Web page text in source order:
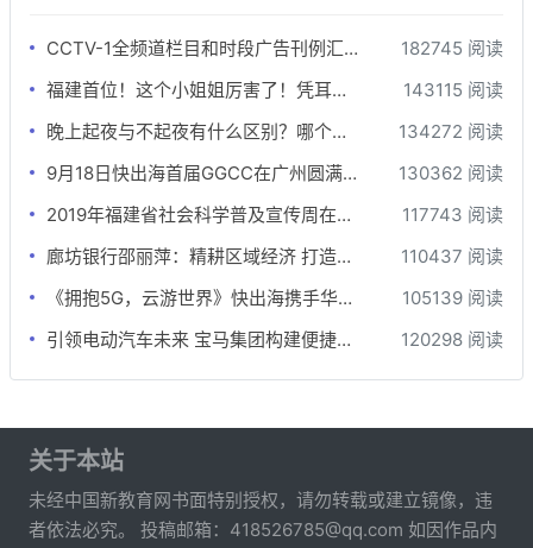
CCTV-1全频道栏目和时段广告刊例汇总-最全版
182745 阅读
福建首位！这个小姐姐厉害了！凭耳朵为钢琴“治病”
143115 阅读
晚上起夜与不起夜有什么区别？哪个更健康？差别还真不小
134272 阅读
9月18日快出海首届GGCC在广州圆满落幕!
130362 阅读
2019年福建省社会科学普及宣传周在牙立方松鼠口腔开展
117743 阅读
廊坊银行邵丽萍：精耕区域经济 打造价值银行
110437 阅读
《拥抱5G，云游世界》快出海携手华为云游戏出海沙龙
105139 阅读
引领电动汽车未来 宝马集团构建便捷安心的新能源生态系统
120298 阅读
关于本站
未经中国新教育网书面特别授权，请勿转载或建立镜像，违
者依法必究。 投稿邮箱：418526785@qq.com 如因作品内